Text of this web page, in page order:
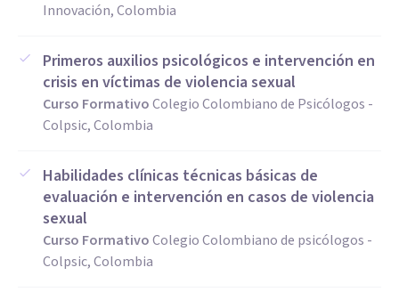
Innovación, Colombia
Primeros auxilios psicológicos e intervención en
crisis en víctimas de violencia sexual
Curso FormativoColegio Colombiano de Psicólogos -
Colpsic, Colombia
Habilidades clínicas técnicas básicas de
evaluación e intervención en casos de violencia
sexual
Curso FormativoColegio Colombiano de psicólogos -
Colpsic, Colombia